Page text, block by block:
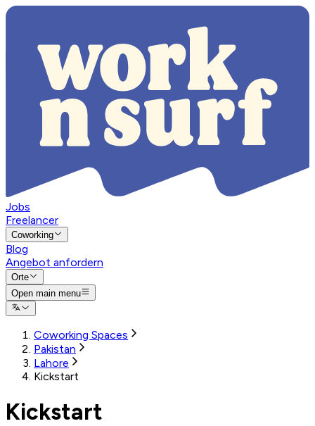
Jobs
Freelancer
Coworking
Blog
Angebot anfordern
Orte
Open main menu
Coworking Spaces
Pakistan
Lahore
Kickstart
Kickstart